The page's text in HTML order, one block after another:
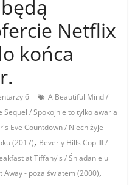
Netflix
końca
6
A Beautiful Mind /
Sequel / Spokojnie to tylko awaria
Eve Countdown / Niech żyje
(2017), Beverly Hills Cop III /
at Tiffany's / Śniadanie u
Away - poza światem (2000),